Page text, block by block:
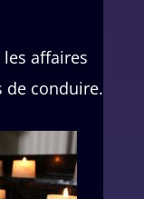
affaires
de conduire.